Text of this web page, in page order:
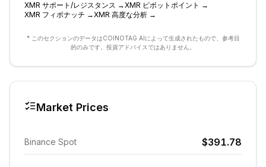
XMR サポート/レジスタンス →XMR ピボットポイント →
XMR フィボナッチ →XMR 高度な分析 →
* このセクションのデータはCOINOTAG AIによって生成されたもので、参考目
的のみです。投資アドバイスではありません。
Market Prices
Binance Spot $391.78